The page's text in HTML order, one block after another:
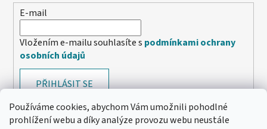
Používáme cookies, abychom Vám umožnili pohodlné
prohlížení webu a díky analýze provozu webu neustále
E-mail
Vložením e-mailu souhlasíte s podmínkami ochrany
osobních údajů
PŘIHLÁSIT SE